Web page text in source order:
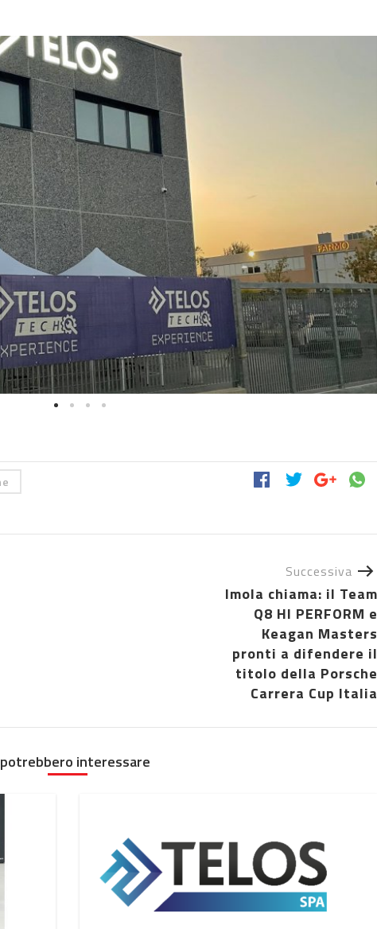
Successiva
Imola chiama: il Team
Q8 HI PERFORM e
Keagan Masters
pronti a difendere il
titolo della Porsche
Carrera Cup Italia
interessare